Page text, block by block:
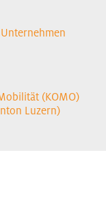
(KOMO)
Luzern)